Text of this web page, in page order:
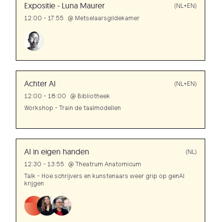
(NL+EN)
Expositie - Luna Maurer
12:00 - 17:55 @ Metselaarsgildekamer
(NL+EN)
Achter AI
12:00 - 18:00 @ Bibliotheek
Workshop - Train de taalmodellen
(NL)
AI in eigen handen
12:30 - 13:55 @ Theatrum Anatomicum
Talk - Hoe schrijvers en kunstenaars weer grip op genAI
krijgen